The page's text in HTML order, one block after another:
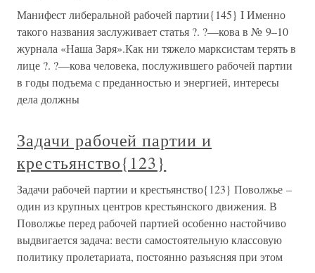
Манифест либеральной рабочей партии{145} I Именно
такого названия заслуживает статья ?. ?—кова в № 9–10
журнала «Наша Заря».Как ни тяжело марксистам терять в
лице ?. ?—кова человека, послужившего рабочей партии
в годы подъема с преданностью и энергией, интересы
дела должны
Задачи рабочей партии и
крестьянство{123}
Задачи рабочей партии и крестьянство{123} Поволжье –
один из крупных центров крестьянского движения. В
Поволжье перед рабочей партией особенно настойчиво
выдвигается задача: вести самостоятельную классовую
политику пролетариата, постоянно разъясняя при этом